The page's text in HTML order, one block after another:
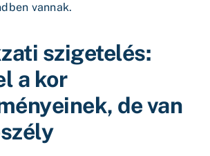
vannak.
szigetelés:
a kor
de van